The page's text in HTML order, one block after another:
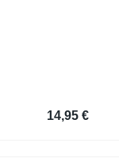
14,95€